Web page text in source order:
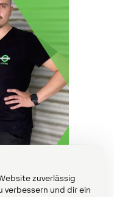
zuverlässig
verbessern und dir ein